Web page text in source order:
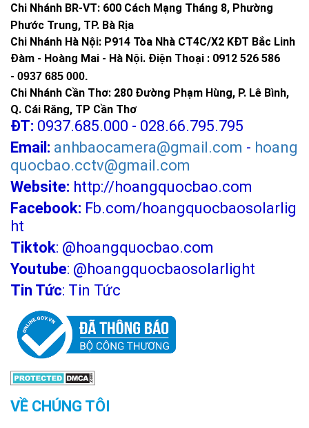
Chi Nhánh BR-VT: 600 Cách Mạng Tháng 8, Phường
Phước Trung, TP. Bà Rịa
Chi Nhánh Hà Nội: P914 Tòa Nhà CT4C/X2 KĐT Bắc Linh
Đàm - Hoàng Mai - Hà Nội. Điện Thoại : 0912 526 586
- 0937 685 000.
Chi Nhánh Cần Thơ: 280 Đường Phạm Hùng, P. Lê Bình,
Q. Cái Răng, TP Cần Thơ
ĐT: 0937.685.000 - 028.66.795.795
Email: anhbaocamera@gmail.com - hoang
quocbao.cctv@gmail.com
Website: http://hoangquocbao.com
Facebook: Fb.com/hoangquocbaosolarlig
ht
Tiktok: @hoangquocbao.com
Youtube: @hoangquocbaosolarlight
Tin Tức: Tin Tức
VỀ CHÚNG TÔI